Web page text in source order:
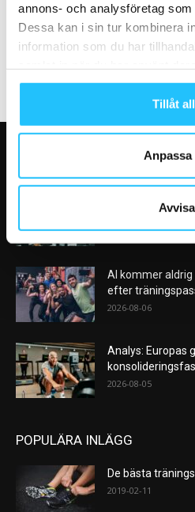
annons- och analysföretag
Dessa kan i sin tur kombinera
information som du har
Tillåt
Anpassa
Avvisa
SATS under inledningen av
2025
nästa stora
2026-08-07
AI kommer
efter
2026-08-06
Analys: Europas
konsolideringsfas
2026-08-05
POPULÄRA INLÄGG
De bästa
2019-02-11